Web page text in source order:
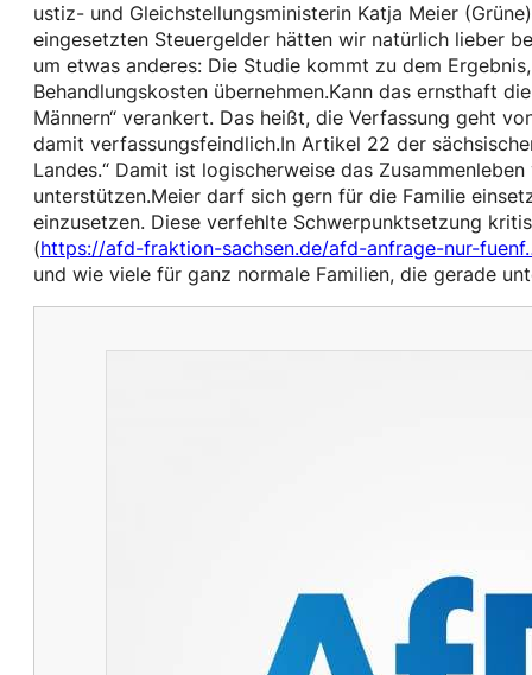
ustiz- und Gleichstellungsministerin Katja Meier
eingesetzten Steuergelder hätten wir natürlich lieber
um etwas anderes: Die Studie kommt zu dem
Behandlungskosten übernehmen.Kann das ernsthaft
Männern“ verankert. Das heißt, die Verfassung geht
damit verfassungsfeindlich.In Artikel 22 der
Landes.“ Damit ist logischerweise das
unterstützen.Meier darf sich gern für die Familie
einzusetzen. Diese verfehlte Schwerpunktsetzung
(https://afd-fraktion-sachsen.de/afd-anfrage-nur-
und wie viele für ganz normale Familien, die gerade